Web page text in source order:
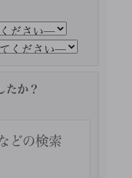
たか？
どの検索